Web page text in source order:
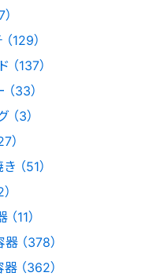
129）
137）
33）
3）
）
（51）
11）
（378）
（362）